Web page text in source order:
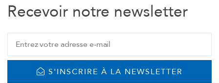
Recevoir notre newsletter
S'INSCRIRE À LA NEWSLETTER